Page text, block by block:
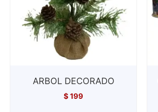
ARBOL DECORADO
$199